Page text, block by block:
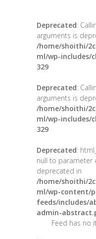
Deprecated:
arguments is
/home/shoithi/
ml/wp-includes/
329
Deprecated:
arguments is
/home/shoithi/
ml/wp-includes/
329
Deprecated:
null to parameter
deprecated in
/home/shoithi/
ml/wp-content/
feeds/includes/
admin-
Feed has no